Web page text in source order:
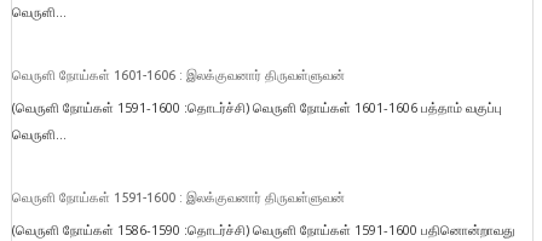
வெருளி...
வெருளி நோய்கள் 1601-1606 : இலக்குவனார் திருவள்ளுவன்
(வெருளி நோய்கள் 1591-1600 :தொடர்ச்சி) வெருளி நோய்கள் 1601-1606 பத்தாம் வகுப்பு
வெருளி...
வெருளி நோய்கள் 1591-1600 : இலக்குவனார் திருவள்ளுவன்
(வெருளி நோய்கள் 1586-1590 :தொடர்ச்சி) வெருளி நோய்கள் 1591-1600 பதினொன்றாவது